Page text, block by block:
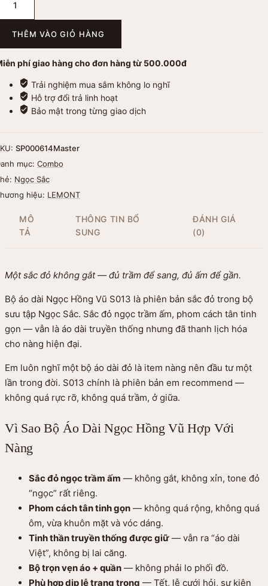
THÊM VÀO GIỎ HÀNG
phí giao hàng cho đơn hàng từ 500.000đ
Trải nghiệm mua sắm không lo nghĩ
Hỗ trợ đổi trả linh hoạt
Bảo mật trong từng giao dịch
SP000614Master
mục: Combo
Ngọc Sắc
hiệu: LEMONT
MÔ
TẢ
THÔNG TIN BỔ
SUNG
ĐÁNH GIÁ
(0)
Một sắc đỏ không gắt — đủ trầm để sang, đủ ấm để gần.
Bộ áo dài Ngọc Hồng Vũ S013 là phiên bản sắc đỏ trong bộ
sưu tập Ngọc Sắc. Sắc đỏ ngọc trầm ấm, phom cách tân tinh
gọn — vẫn là áo dài truyền thống nhưng đã thanh lịch hóa
cho nàng hiện đại.
Em luôn nghĩ một bộ áo dài đỏ là item nàng nên đầu tư một
lần trong đời. S013 chính là phiên bản em recommend —
không quá rực rỡ, không quá trầm, ở giữa.
Vì Sao Bộ Áo Dài Ngọc Hồng Vũ Hợp Với
Nàng
Sắc đỏ ngọc trầm ấm — không gắt, không xỉn, tone đỏ
“ngọc” rất riêng.
Phom cách tân tinh gọn — không quá rộng, không quá
ôm, vừa khuôn mặt và vóc dáng.
Tinh thần truyền thống được giữ — vẫn ra “áo dài
Việt”, không bị lai căng.
Bộ trọn vẹn áo + quần — không phải lo phối đồ.
Phù hợp dịp lễ trang trọng — Tết, lễ cưới hỏi, sự kiện